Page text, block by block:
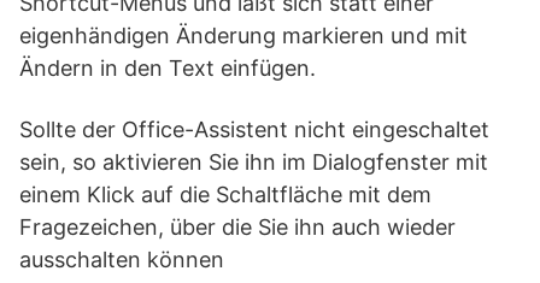
eigenhändigen Änderung markieren und mit
Ändern in den Text einfügen.
Sollte der Office-Assistent nicht eingeschaltet
sein, so aktivieren Sie ihn im Dialogfenster mit
einem Klick auf die Schaltfläche mit dem
Fragezeichen, über die Sie ihn auch wieder
ausschalten können